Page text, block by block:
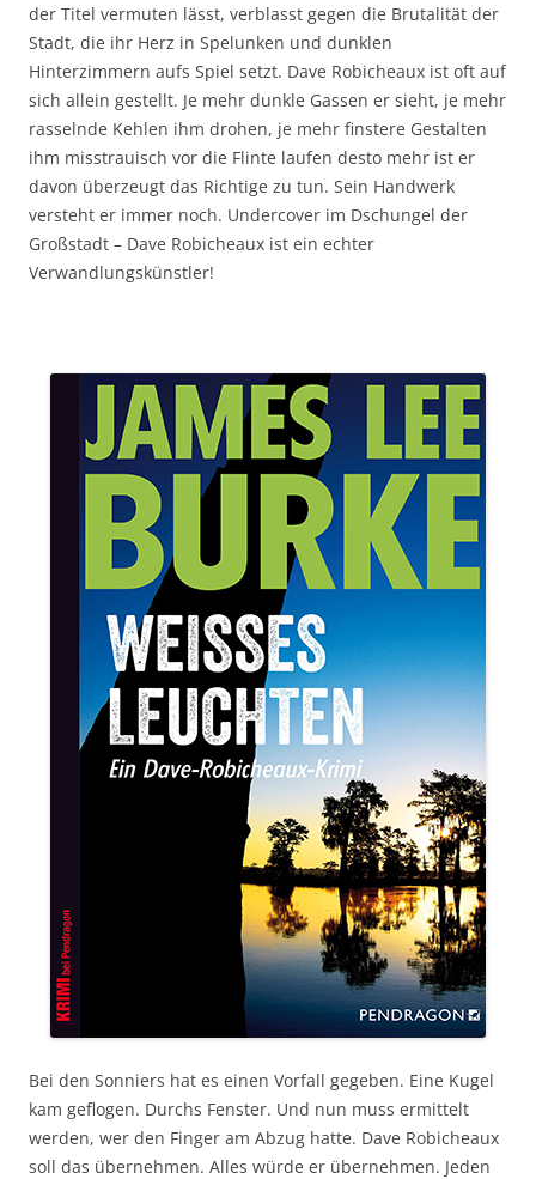
der Titel vermuten lässt, verblasst gegen die Brutalität der
Stadt, die ihr Herz in Spelunken und dunklen
Hinterzimmern aufs Spiel setzt. Dave Robicheaux ist oft auf
sich allein gestellt. Je mehr dunkle Gassen er sieht, je mehr
rasselnde Kehlen ihm drohen, je mehr finstere Gestalten
ihm misstrauisch vor die Flinte laufen desto mehr ist er
davon überzeugt das Richtige zu tun. Sein Handwerk
versteht er immer noch. Undercover im Dschungel der
Großstadt – Dave Robicheaux ist ein echter
Verwandlungskünstler!
Bei den Sonniers hat es einen Vorfall gegeben. Eine Kugel
kam geflogen. Durchs Fenster. Und nun muss ermittelt
werden, wer den Finger am Abzug hatte. Dave Robicheaux
soll das übernehmen. Alles würde er übernehmen. Jeden